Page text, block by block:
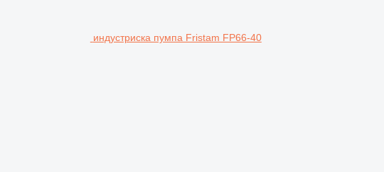
индустриска пумпа Fristam FP66-40